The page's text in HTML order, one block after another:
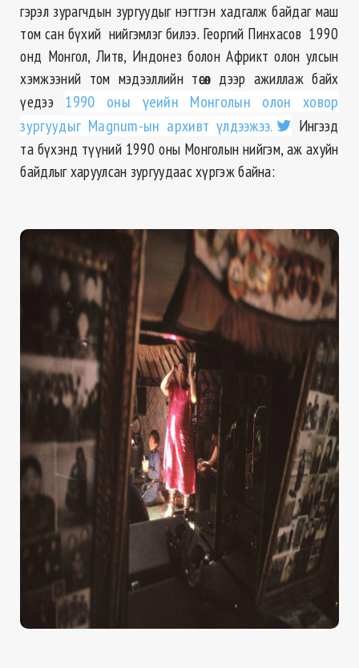
гэрэл зурагчдын зургуудыг нэгтгэн хадгалж байдаг маш
том сан бүхий нийгэмлэг билээ. Георгий Пинхасов 1990
онд Монгол, Литв, Индонез болон Африкт олон улсын
хэмжээний том мэдээллийн төсөл дээр ажиллаж байх
үедээ 1990 оны үеийн Монголын олон ховор
зургуудыг Magnum-ын архивт үлдээжээ.
Ингээд
та бүхэнд түүний 1990 оны Монголын нийгэм, аж ахуйн
байдлыг харуулсан зургуудаас хүргэж байна: